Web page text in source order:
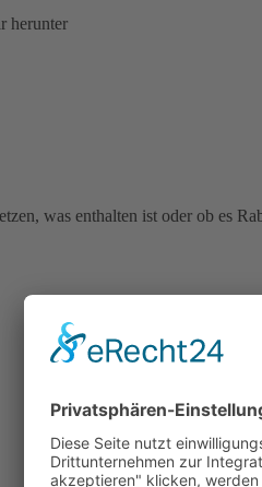
herunter
was enthalten ist oder ob es